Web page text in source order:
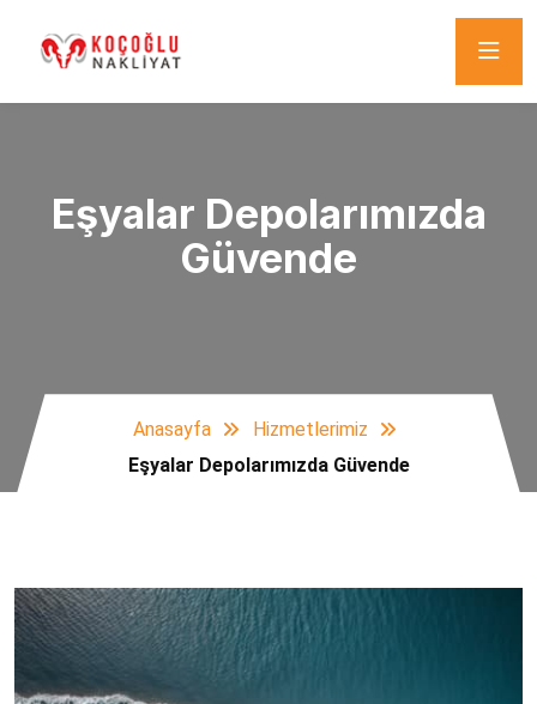
Eşyalar Depolarımızda
Güvende
Anasayfa
Hizmetlerimiz
Eşyalar Depolarımızda Güvende